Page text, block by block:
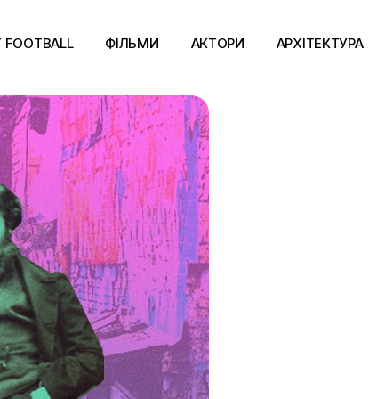
FOOTBALL ФІЛЬМИ АКТОРИ АРХІТЕКТУРА